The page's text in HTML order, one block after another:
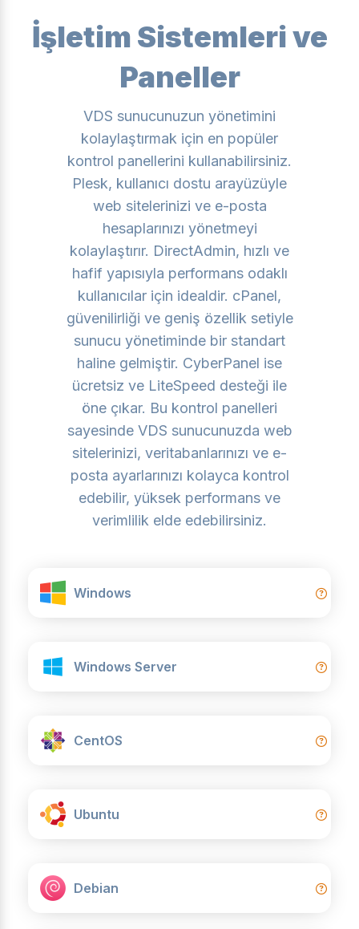
İşletim Sistemleri ve
Paneller
VDS sunucunuzun yönetimini
kolaylaştırmak için en popüler
kontrol panellerini kullanabilirsiniz.
Plesk, kullanıcı dostu arayüzüyle
web sitelerinizi ve e-posta
hesaplarınızı yönetmeyi
kolaylaştırır. DirectAdmin, hızlı ve
hafif yapısıyla performans odaklı
kullanıcılar için idealdir. cPanel,
güvenilirliği ve geniş özellik setiyle
sunucu yönetiminde bir standart
haline gelmiştir. CyberPanel ise
ücretsiz ve LiteSpeed desteği ile
öne çıkar. Bu kontrol panelleri
sayesinde VDS sunucunuzda web
sitelerinizi, veritabanlarınızı ve e-
posta ayarlarınızı kolayca kontrol
edebilir, yüksek performans ve
verimlilik elde edebilirsiniz.
Windows
Windows Server
CentOS
Ubuntu
Debian